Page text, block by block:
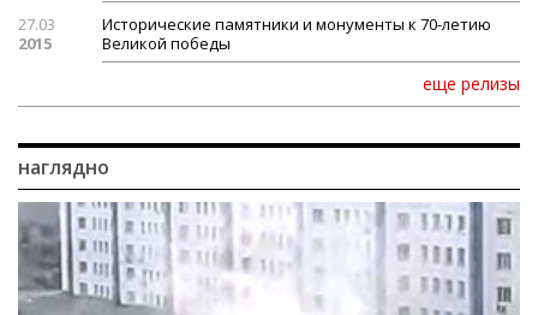
27.03
2015
Исторические памятники и монументы к 70-летию
Великой победы
еще релизы
наглядно